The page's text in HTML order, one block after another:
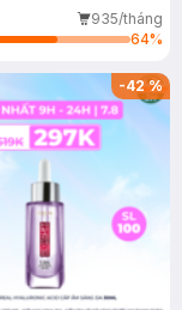
935/tháng
64%
-42%